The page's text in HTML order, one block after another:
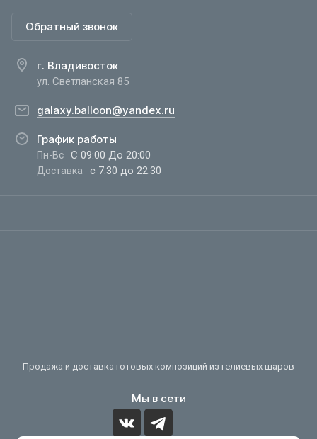
Обратный звонок
г. Владивосток
ул. Светланская 85
galaxy.balloon@yandex.ru
График работы
Пн-Вс С 09:00 До 20:00
Доставка с 7:30 до 22:30
Продажа и доставка готовых композиций из гелиевых шаров
Мы в сети